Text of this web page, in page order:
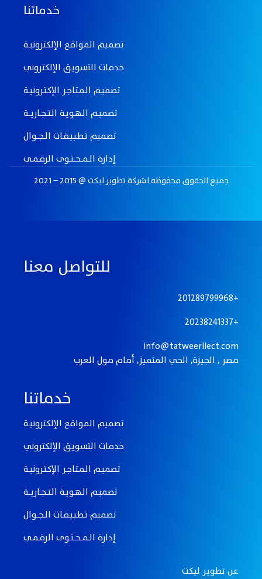
خدماتنا
تصميم المواقع الإلكترونيـة
خدمات التسويق الإلكتروني
تصميـم الـمـتـاجـر الإكـتـرونيـة
تصميـم الـهـويـة الـتـــجــاريـــة
تصميم تـطـبـيـقــات الــجـــوال
إدارة الــمـــحـــتــوى الرقــمــي
جميع الحقوق محفوظه لـشركة تطوير ليكت @ 2015 – 2021
للتواصل معنا
201289799968+
20238241337+
info@tatweerllect.com
مصر , الجيزة, الحي المتميز, أمام مول العرب
خدماتنا
تصميم المواقع الإلكترونيـة
خدمات التسويق الإلكتروني
تصميـم الـمـتـاجـر الإكـتـرونيـة
تصميـم الـهـويـة الـتـــجــاريـــة
تصميم تـطـبـيـقــات الــجـــوال
إدارة الــمـــحـــتــوى الرقــمــي
عن تطوير ليكت